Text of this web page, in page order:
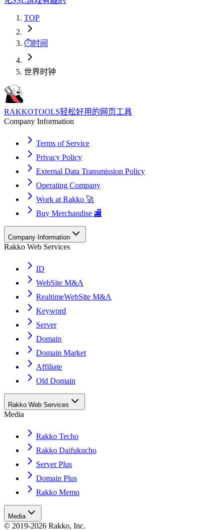
TOP
⏱️时间
世界时钟
RAKKOTOOLS轻松好用的网页工具
Company Information
Terms of Service
Privacy Policy
External Data Transmission Policy
Operating Company
Work at Rakko 🚀
Buy Merchandise 🏬
Company Information
Rakko Web Services
ID
WebSite M&A
RealtimeWebSite M&A
Keyword
Server
Domain
Domain Market
Affiliate
Old Domain
Rakko Web Services
Media
Rakko Techo
Rakko Daifukucho
Server Plus
Domain Plus
Rakko Memo
Media
© 2019-2026 Rakko, Inc.